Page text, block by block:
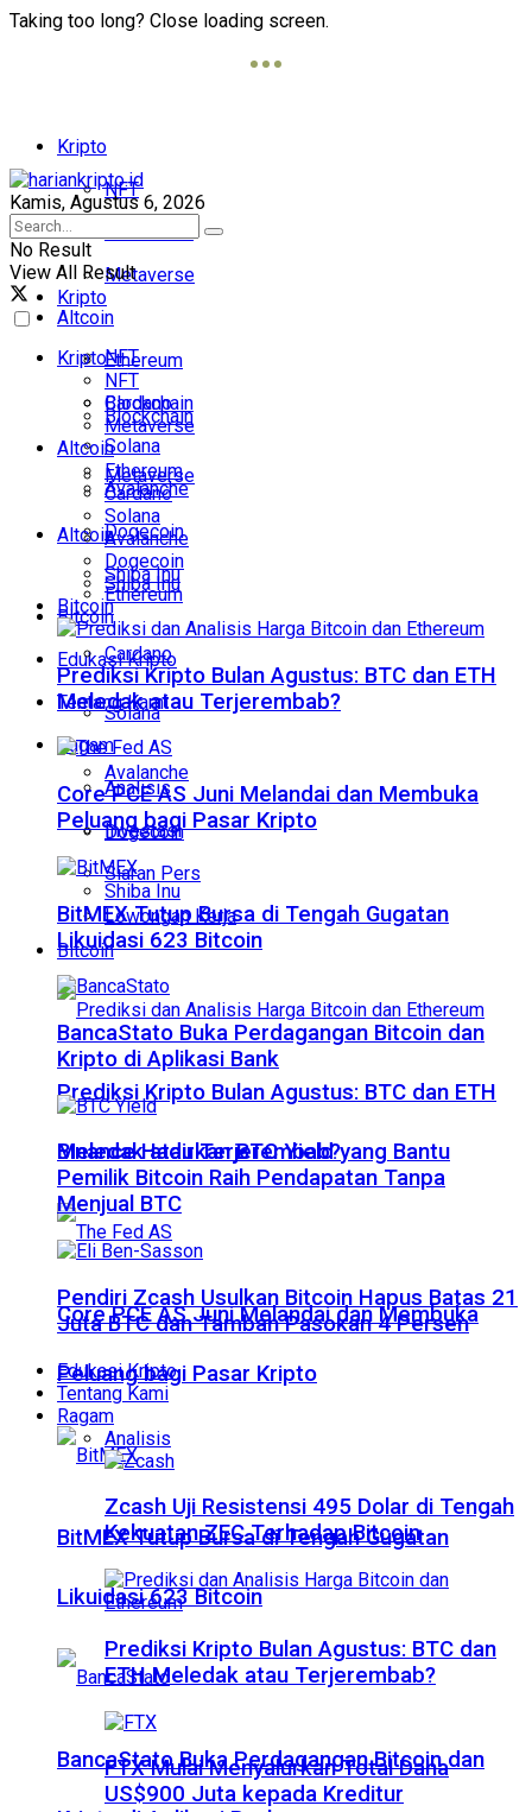
Taking too long? Close loading screen.
Kripto
NFT
Blockchain
Metaverse
Altcoin
Ethereum
Cardano
Solana
Avalanche
Dogecoin
Shiba Inu
Bitcoin
Edukasi Kripto
Tentang Kami
Ragam
Analisis
Investasi
Siaran Pers
Lowongan Kerja
Kamis, Agustus 6, 2026
No Result
View All Result
Kripto
NFT
Blockchain
Metaverse
Altcoin
Ethereum
Cardano
Solana
Avalanche
Dogecoin
Shiba Inu
Bitcoin
Prediksi Kripto Bulan Agustus: BTC dan ETH
Meledak atau Terjerembab?
Core PCE AS Juni Melandai dan Membuka
Peluang bagi Pasar Kripto
BitMEX Tutup Bursa di Tengah Gugatan
Likuidasi 623 Bitcoin
BancaStato Buka Perdagangan Bitcoin dan
Kripto
NFT
Blockchain
Metaverse
Altcoin
Ethereum
Cardano
Solana
Avalanche
Dogecoin
Shiba Inu
Bitcoin
Prediksi Kripto Bulan Agustus: BTC dan ETH
Meledak atau Terjerembab?
Core PCE AS Juni Melandai dan Membuka
Peluang bagi Pasar Kripto
BitMEX Tutup Bursa di Tengah Gugatan
Likuidasi 623 Bitcoin
BancaStato Buka Perdagangan Bitcoin dan
Kripto di Aplikasi Bank
Binance Hadirkan BTC Yield yang Bantu
Pemilik Bitcoin Raih Pendapatan Tanpa
Menjual BTC
Pendiri Zcash Usulkan Bitcoin Hapus Batas 21
Juta BTC dan Tambah Pasokan 4 Persen
Edukasi Kripto
Tentang Kami
Ragam
Analisis
Zcash Uji Resistensi 495 Dolar di Tengah
Kekuatan ZEC Terhadap Bitcoin
Prediksi Kripto Bulan Agustus: BTC dan
ETH Meledak atau Terjerembab?
FTX Mulai Menyalurkan Total Dana
US$900 Juta kepada Kreditur